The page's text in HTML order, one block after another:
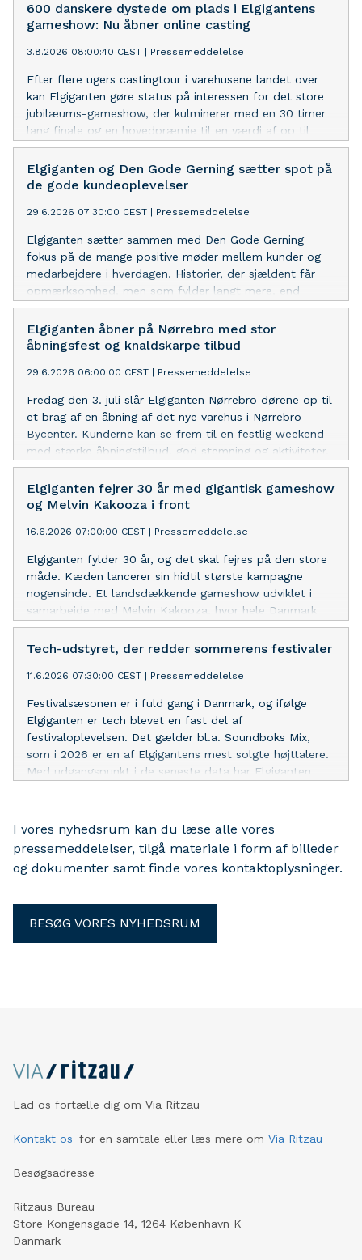
600 danskere dystede om plads i Elgigantens
gameshow: Nu åbner online casting
3.8.2026 08:00:40 CEST Pressemeddelelse
Efter flere ugers castingtour i varehusene landet over
kan Elgiganten gøre status på interessen for det store
jubilæums-gameshow, der kulminerer med en 30 timer
lang finale og en hovedpræmie til en værdi af op til
500.000 kroner.
Elgiganten og Den Gode Gerning sætter spot på
de gode kundeoplevelser
29.6.2026 07:30:00 CEST Pressemeddelelse
Elgiganten sætter sammen med Den Gode Gerning
fokus på de mange positive møder mellem kunder og
medarbejdere i hverdagen. Historier, der sjældent får
opmærksomhed, men som fylder langt mere, end
mange tror.
Elgiganten åbner på Nørrebro med stor
åbningsfest og knaldskarpe tilbud
29.6.2026 06:00:00 CEST Pressemeddelelse
Fredag den 3. juli slår Elgiganten Nørrebro dørene op til
et brag af en åbning af det nye varehus i Nørrebro
Bycenter. Kunderne kan se frem til en festlig weekend
med stærke åbningstilbud, god stemning og aktiviteter.
Elgiganten fejrer 30 år med gigantisk gameshow
og Melvin Kakooza i front
16.6.2026 07:00:00 CEST Pressemeddelelse
Elgiganten fylder 30 år, og det skal fejres på den store
måde. Kæden lancerer sin hidtil største kampagne
nogensinde. Et landsdækkende gameshow udviklet i
samarbejde med Melvin Kakooza, hvor hele Danmark
inviteres med til festen.
Tech-udstyret, der redder sommerens festivaler
11.6.2026 07:30:00 CEST Pressemeddelelse
Festivalsæsonen er i fuld gang i Danmark, og ifølge
Elgiganten er tech blevet en fast del af
festivaloplevelsen. Det gælder bl.a. Soundboks Mix,
som i 2026 er en af Elgigantens mest solgte højttalere.
Med udgangspunkt i de seneste data har Elgiganten
I vores nyhedsrum kan du læse alle vores
pressemeddelelser, tilgå materiale i form af billeder
og dokumenter samt finde vores kontaktoplysninger.
BESØG VORES NYHEDSRUM
Lad os fortælle dig om Via Ritzau
Kontakt os for en samtale eller læs mere om Via Ritzau
Besøgsadresse
Ritzaus Bureau
Store Kongensgade 14, 1264 København K
Danmark